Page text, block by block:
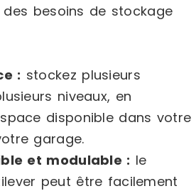
besoins de stockage
: stockez plusieurs
niveaux, en
disponible dans votre
garage.
et modulable : le
peut être facilement